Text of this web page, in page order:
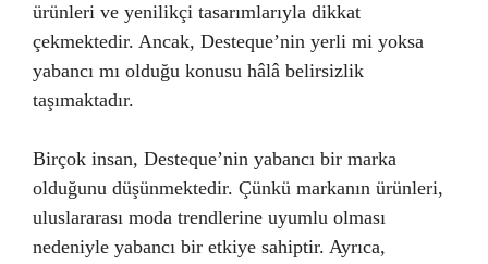
ürünleri ve yenilikçi tasarımlarıyla dikkat
çekmektedir. Ancak, Desteque’nin yerli mi yoksa
yabancı mı olduğu konusu hâlâ belirsizlik
taşımaktadır.
Birçok insan, Desteque’nin yabancı bir marka
olduğunu düşünmektedir. Çünkü markanın ürünleri,
uluslararası moda trendlerine uyumlu olması
nedeniyle yabancı bir etkiye sahiptir. Ayrıca,